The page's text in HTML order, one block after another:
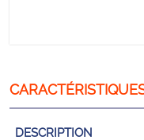
DESCRIPTION